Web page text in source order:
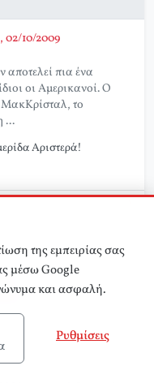
02/10/2009
αποτελεί πια ένα
οι Αμερικανοί. Ο
ΜακΚρίσταλ, το
...
Αριστερά!
02/10/2009
της εμπειρίας σας
μέσω Google
και ασφαλή.
Ρυθμίσεις